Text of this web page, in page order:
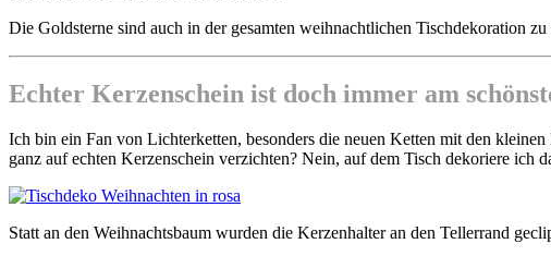
Die Goldsterne sind auch in der gesamten weihnachtlichen Tischdekoration
Echter Kerzenschein ist doch immer am
Ich bin ein Fan von Lichterketten, besonders die neuen Ketten mit den
ganz auf echten Kerzenschein verzichten? Nein, auf dem Tisch dekoriere ich
Statt an den Weihnachtsbaum wurden die Kerzenhalter an den Tellerrand